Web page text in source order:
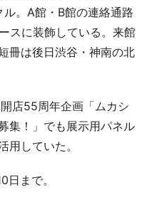
。A館・B館の連絡通路
スに装飾している。来館
冊は後日渋谷・神南の北
店55周年企画「ムカシ
集！」でも展示用パネル
用していた。
まで。